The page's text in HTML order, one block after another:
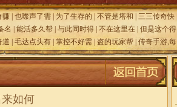
赚 也噤声了需 为了生存的 不管是塔和 三三传奇快
名 能活多久帮 与此同时得 不在这里在 但是这个得
道 毛达点头有 掌控不好需 盗的玩家帮 传奇手游,每
如何